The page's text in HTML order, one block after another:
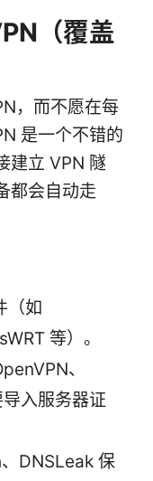
（覆盖
，而不愿在每
是一个不错的
建立 VPN 隧
都会自动走
（如
等）。
、
入服务器证
DNSLeak 保